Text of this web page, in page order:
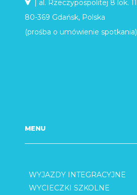
| al. Rzeczypospolitej 8 lok. 11
80-369 Gdańsk, Polska
(prośba o umówienie spotkania)
MENU
WYJAZDY INTEGRACYJNE
WYCIECZKI SZKOLNE